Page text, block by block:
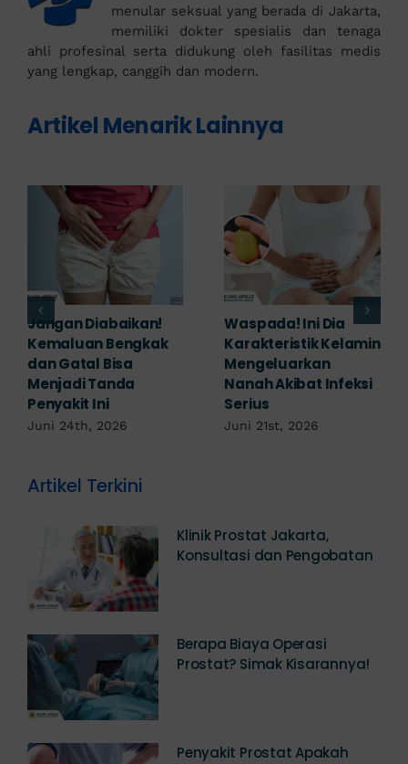
menular seksual yang berada di Jakarta,
memiliki dokter spesialis dan tenaga
ahli profesinal serta didukung oleh fasilitas medis
yang lengkap, canggih dan modern.
Artikel Menarik Lainnya
Banyak yang
Mengabaikan,
Padahal Habis
Berhubungan
Kemaluan Gatal Bisa
Jadi Tanda IMS!
Tampak Ringan,
Waspada Ini Gejala
Kutil Kelamin yang
Berbahaya!
Juni 14th, 2026
Klinik Prostat Jakarta,
Berapa Biaya Operasi